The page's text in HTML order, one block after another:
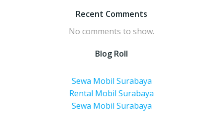
Recent Comments
No comments to show.
Blog Roll
Sewa Mobil Surabaya
Rental Mobil Surabaya
Sewa Mobil Surabaya